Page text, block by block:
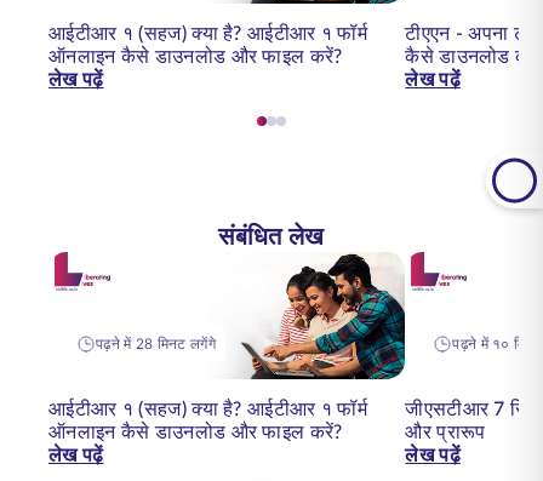
आईटीआर १ (सहज) क्या है? आईटीआर १ फॉर्म
ऑनलाइन कैसे डाउनलोड और फाइल करें?
लेख पढ़ें
टीएएन - अपना
कैसे डाउनलोड
लेख पढ़ें
संबंधित लेख
पढ़ने में 28 मिनट लगेंगे
आईटीआर १ (सहज) क्या है? आईटीआर १ फॉर्म
ऑनलाइन कैसे डाउनलोड और फाइल करें?
लेख पढ़ें
पढ़ने में १०
जीएसटीआर 7
और प्रारूप
लेख पढ़ें